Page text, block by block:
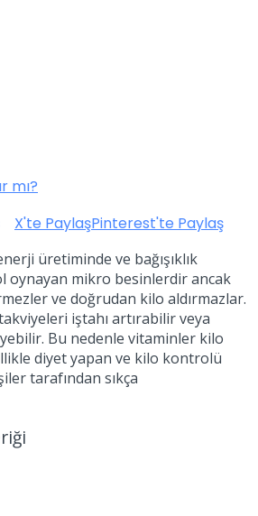
mı?
X'te PaylaşPinterest'te Paylaş
üretiminde ve bağışıklık
oynayan mikro besinlerdir ancak
ve doğrudan kilo aldırmazlar.
iştahı artırabilir veya
Bu nedenle vitaminler kilo
diyet yapan ve kilo kontrolü
tarafından sıkça